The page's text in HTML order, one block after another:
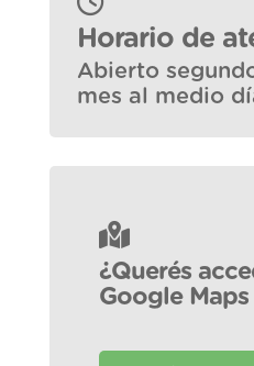
Horario de
Abierto
mes al medio
¿Querés
Google Maps